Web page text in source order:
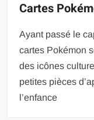
Cartes
Ayant passé le
cartes Pokémon
des icônes
petites pièces
l’enfance